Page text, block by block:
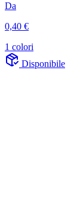
Da
0,40 €
1 colori
Disponibile